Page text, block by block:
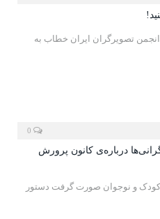
تصویرگران ایران خطاب به
درباره‌ی کانون پرورش
کودک و نوجوان صورت گرفت دستور